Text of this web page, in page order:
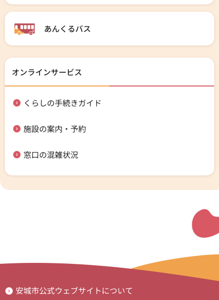
あんくるバス
オンラインサービス
くらしの手続きガイド
施設の案内・予約
窓口の混雑状況
安城市公式ウェブサイトについて